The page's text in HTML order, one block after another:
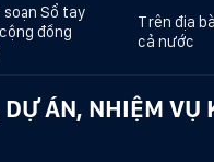
soạn Sổ tay
đồng
Trên địa
cả nước
DỰ ÁN, NHIỆM VỤ